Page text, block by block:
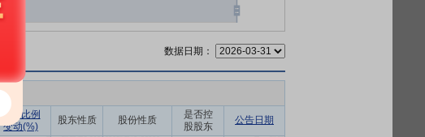
数据日期：
持股比例
变动(%)
股东性质 股份性质
是否控
股股东
公告日期